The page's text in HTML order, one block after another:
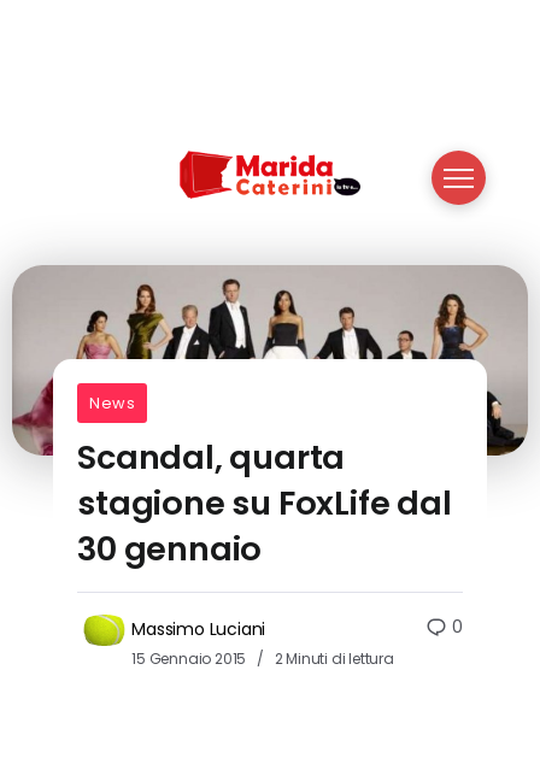
News
Scandal, quarta
stagione su FoxLife dal
30 gennaio
Massimo Luciani
15 Gennaio 2015 2 Minuti di lettura
0